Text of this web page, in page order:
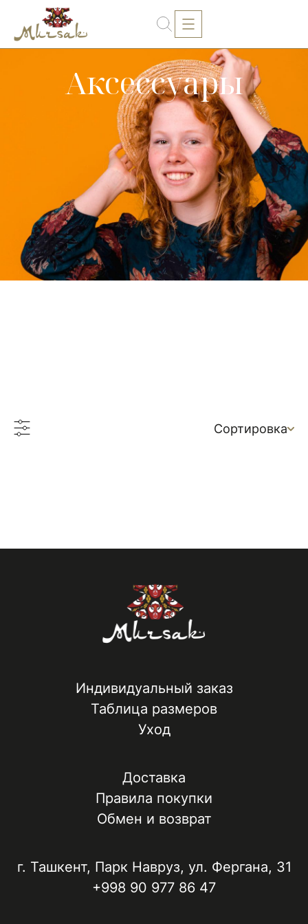
Аксессуары
Сортировка
Индивидуальный заказ
Таблица размеров
Уход
Доставка
Правила покупки
Обмен и возврат
г. Ташкент, ​Парк Навруз​, ул. Фергана, 31
+998 90 977 86 47